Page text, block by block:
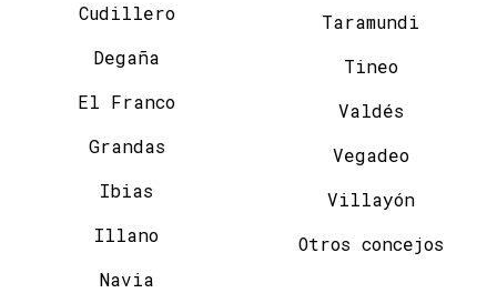
Cudillero
Degaña
El Franco
Grandas
Ibias
Illano
Navia
Taramundi
Tineo
Valdés
Vegadeo
Villayón
Otros concejos